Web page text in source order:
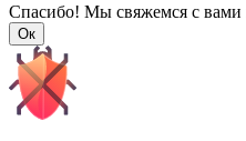
Спасибо! Мы свяжемся с вами
Ок